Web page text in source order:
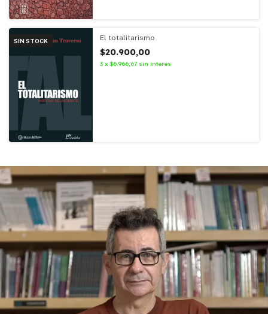
SIN STOCK El totalitarismo
$20.900,00
3 x $6.966,67 sin interés